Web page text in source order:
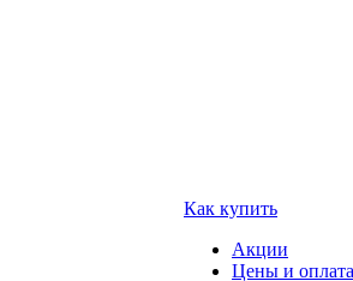
Как купить
Акции
Цены и оплата